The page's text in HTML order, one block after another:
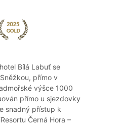
Bílá Labuť se
přímo v
výšce 1000
přímo u sjezdovky
snadný přístup k
Černá Hora –